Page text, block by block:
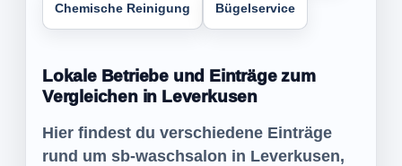
Chemische Reinigung Bügelservice
Lokale Betriebe und Einträge zum
Vergleichen in Leverkusen
Hier findest du verschiedene Einträge
rund um sb-waschsalon in Leverkusen,